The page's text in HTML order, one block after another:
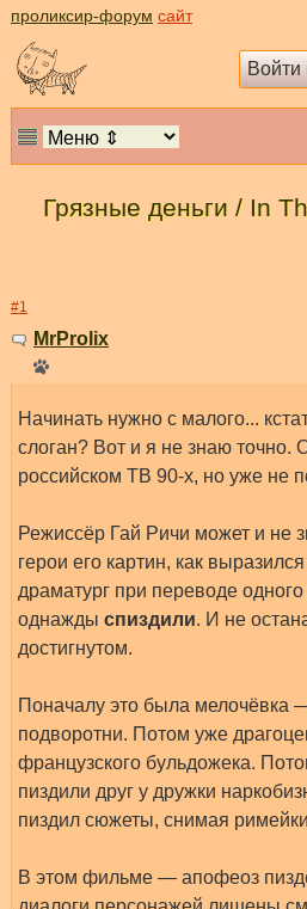
проликсир-форум сайт
Грязные деньги / In
#1
MrProlix
Начинать нужно с малого...
слоган? Вот и я не знаю точно.
российском ТВ 90-х, но уже не
Режиссёр Гай Ричи может и не
герои его картин, как
драматург при переводе
однажды спиздили. И не
достигнутом.
Поначалу это была мелочёвка
подворотни. Потом уже
французского бульдожека.
пиздили друг у дружки
пиздил сюжеты, снимая
В этом фильме — апофеоз